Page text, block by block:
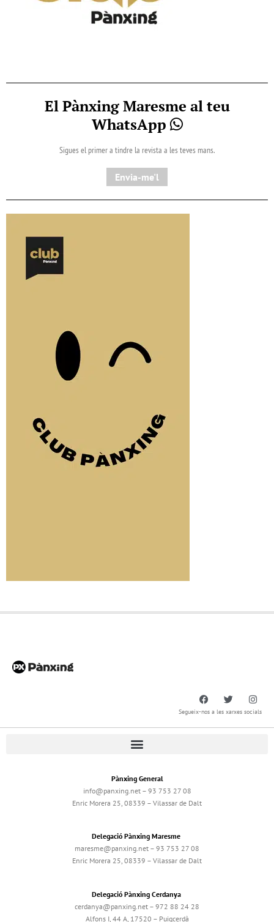
El Pànxing Maresme al teu
WhatsApp
Sigues el primer a tindre la revista a les teves mans.
Envia-me'l
Segueix-nos a les xarxes socials
Pànxing General
info@panxing.net – 93 753 27 08
Enric Morera 25, 08339 – Vilassar de Dalt
Delegació Pànxing Maresme
maresme@panxing.net – 93 753 27 08
Enric Morera 25, 08339 – Vilassar de Dalt
Delegació Pànxing Cerdanya
cerdanya@panxing.net – 972 88 24 28
Alfons I, 44 A, 17520 – Puigcerdà